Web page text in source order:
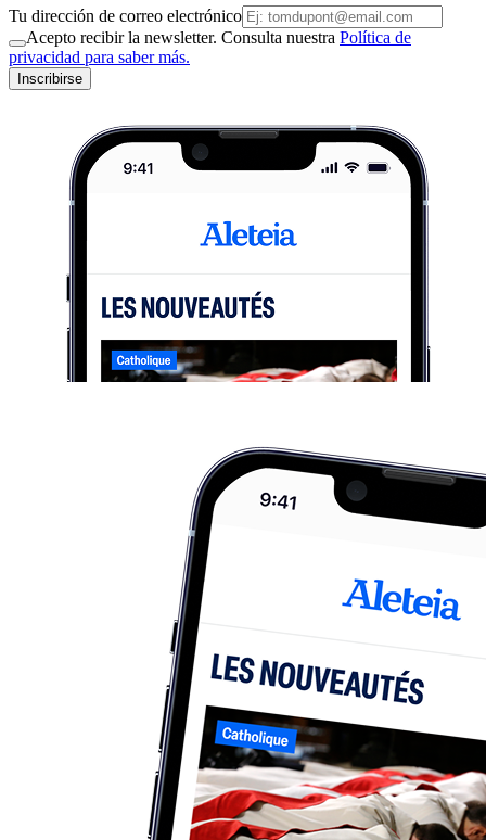
Tu dirección de correo electrónico
Acepto recibir la newsletter. Consulta nuestra Política de
privacidad para saber más.
Inscribirse